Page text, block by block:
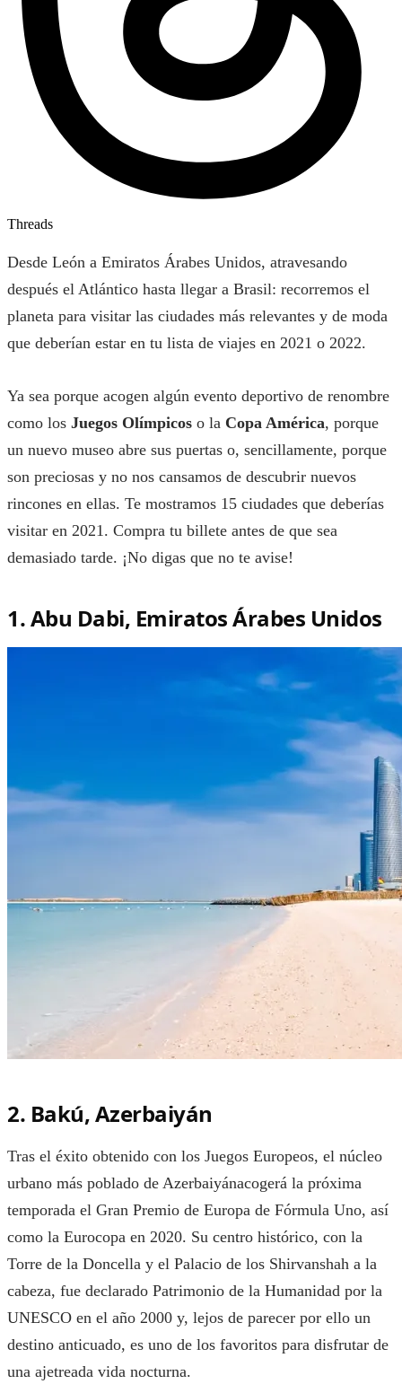
Threads
Desde León a Emiratos Árabes Unidos, atravesando
después el Atlántico hasta llegar a Brasil: recorremos el
planeta para visitar las ciudades más relevantes y de moda
que deberían estar en tu lista de viajes en 2021 o 2022.
Ya sea porque acogen algún evento deportivo de renombre
como los Juegos Olímpicos o la Copa América, porque
un nuevo museo abre sus puertas o, sencillamente, porque
son preciosas y no nos cansamos de descubrir nuevos
rincones en ellas. Te mostramos 15 ciudades que deberías
visitar en 2021. Compra tu billete antes de que sea
demasiado tarde. ¡No digas que no te avise!
1. Abu Dabi, Emiratos Árabes Unidos
2. Bakú, Azerbaiyán
Tras el éxito obtenido con los Juegos Europeos, el núcleo
urbano más poblado de Azerbaiyánacogerá la próxima
temporada el Gran Premio de Europa de Fórmula Uno, así
como la Eurocopa en 2020. Su centro histórico, con la
Torre de la Doncella y el Palacio de los Shirvanshah a la
cabeza, fue declarado Patrimonio de la Humanidad por la
UNESCO en el año 2000 y, lejos de parecer por ello un
destino anticuado, es uno de los favoritos para disfrutar de
una ajetreada vida nocturna.